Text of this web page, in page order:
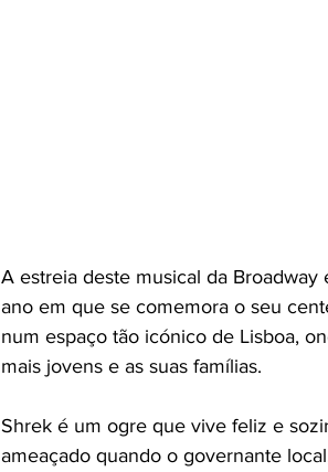
A estreia deste musical da
ano em que se comemora o seu
num espaço tão icónico de Lisboa,
mais jovens e as suas famílias.
Shrek é um ogre que vive feliz e
ameaçado quando o governante